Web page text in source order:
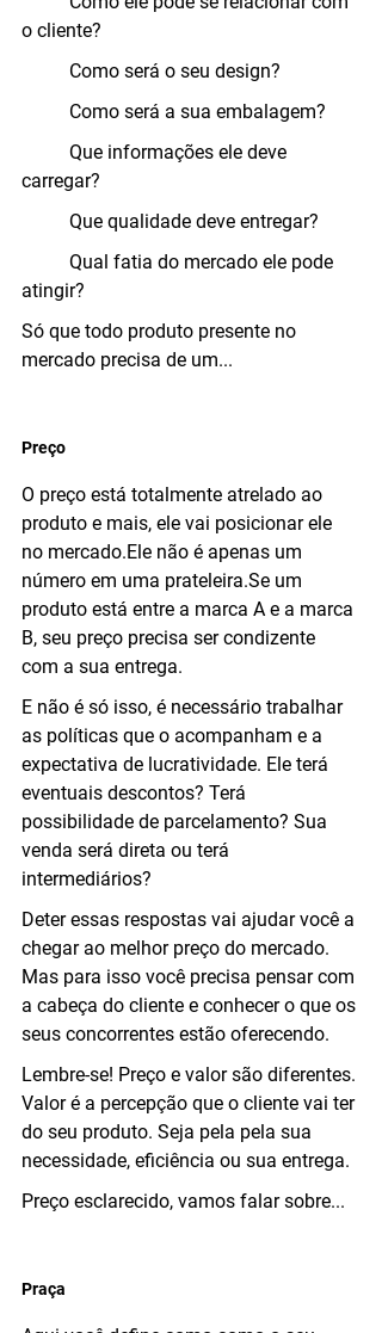
o cliente?
	Como será o seu design?
	Como será a sua embalagem?
carregar?
	Que qualidade deve entregar?
atingir?
Só que todo produto presente no
mercado precisa de um...
Preço
O preço está totalmente atrelado ao
produto e mais, ele vai posicionar ele
no mercado.Ele não é apenas um
número em uma prateleira.Se um
produto está entre a marca A e a marca
B, seu preço precisa ser condizente
com a sua entrega.
E não é só isso, é necessário trabalhar
as políticas que o acompanham e a
expectativa de lucratividade. Ele terá
eventuais descontos? Terá
possibilidade de parcelamento? Sua
venda será direta ou terá
intermediários?
Deter essas respostas vai ajudar você a
chegar ao melhor preço do mercado.
Mas para isso você precisa pensar com
a cabeça do cliente e conhecer o que os
seus concorrentes estão oferecendo.
Lembre-se! Preço e valor são diferentes.
Valor é a percepção que o cliente vai ter
do seu produto. Seja pela pela sua
necessidade, eficiência ou sua entrega.
Preço esclarecido, vamos falar sobre...
Praça